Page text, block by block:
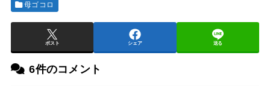
母ゴコロ
ポスト シェア 送る
6件のコメント